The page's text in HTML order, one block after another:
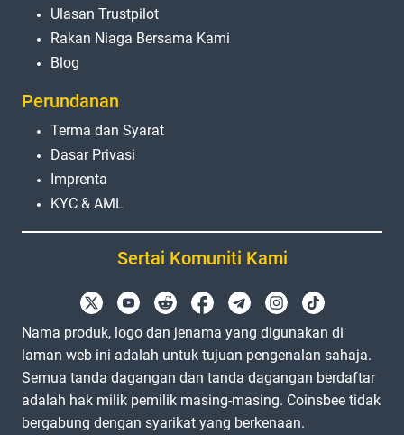
Ulasan Trustpilot
Rakan Niaga Bersama Kami
Blog
Perundanan
Terma dan Syarat
Dasar Privasi
Imprenta
KYC & AML
Sertai Komuniti Kami
Nama produk, logo dan jenama yang digunakan di
laman web ini adalah untuk tujuan pengenalan sahaja.
Semua tanda dagangan dan tanda dagangan berdaftar
adalah hak milik pemilik masing-masing. Coinsbee tidak
bergabung dengan syarikat yang berkenaan.